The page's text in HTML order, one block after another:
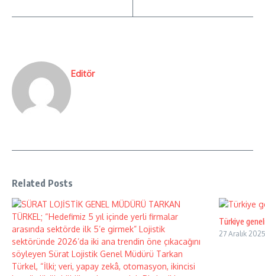
Editör
Related Posts
Türkiye
27 Aralık 2025